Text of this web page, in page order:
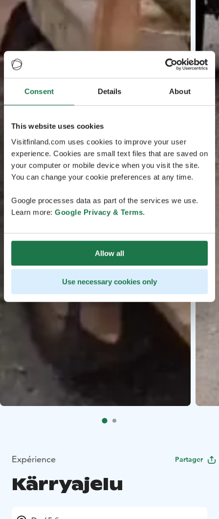
Consent Details About
This website uses cookies
Visitfinland.com uses cookies to improve your user
experience. Cookies are small text files that are saved on
your computer or mobile device when you visit the site.
You can change your cookie preferences at any time.
Google processes data as part of the services we use.
Learn more: Google Privacy & Terms.
Allow all
Use necessary cookies only
Expérience Partager
Kärryajelu